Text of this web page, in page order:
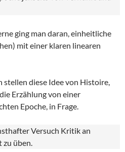
ging man daran, einheitliche
mit einer klaren linearen
stellen diese Idee von Histoire,
Erzählung von einer
Epoche, in Frage.
Versuch Kritik an
zu üben.